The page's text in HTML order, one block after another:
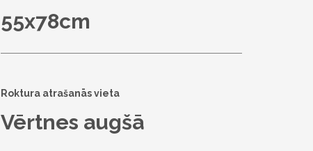
55x78cm
Roktura atrašanās vieta
Vērtnes augšā